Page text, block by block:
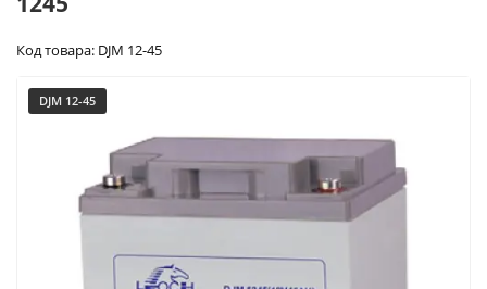
Код товара: DJM 12-45
DJM 12-45